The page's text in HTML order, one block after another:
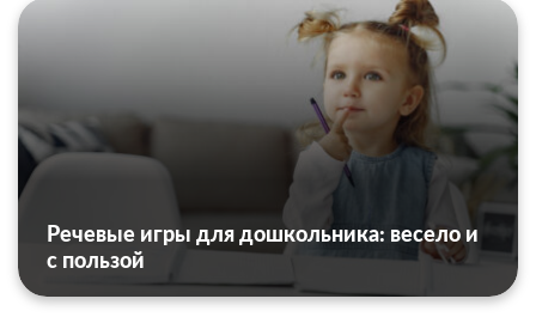
Речевые игры для дошкольника: весело и
с пользой